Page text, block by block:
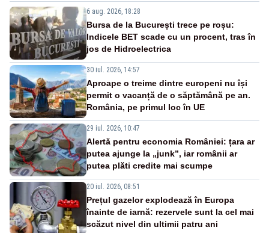
6 aug. 2026, 18:28
Bursa de la București trece pe roșu:
Indicele BET scade cu un procent, tras în
jos de Hidroelectrica
30 iul. 2026, 14:57
Aproape o treime dintre europeni nu își
permit o vacanță de o săptămână pe an.
România, pe primul loc în UE
29 iul. 2026, 10:47
Alertă pentru economia României: țara ar
putea ajunge la „junk”, iar românii ar
putea plăti credite mai scumpe
20 iul. 2026, 08:51
Prețul gazelor explodează în Europa
înainte de iarnă: rezervele sunt la cel mai
scăzut nivel din ultimii patru ani